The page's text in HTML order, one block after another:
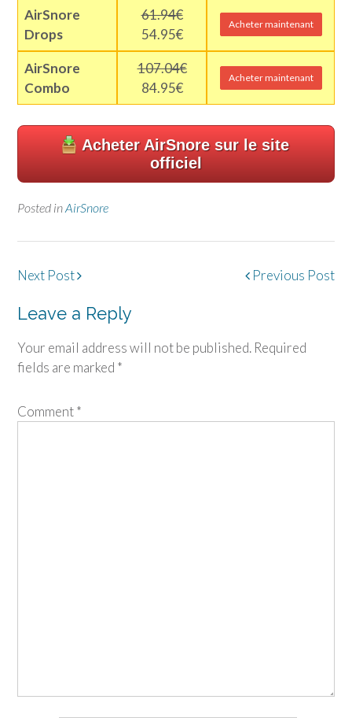
AirSnore
Drops
61.94€
54.95€
Acheter maintenant
AirSnore
Combo
107.04€
84.95€
Acheter maintenant
Acheter AirSnore sur le site
officiel
Posted inAirSnore
Post
Previous Post
Next Post
Leave a Reply
Your email address will not be published. Required
fields are marked *
Comment*